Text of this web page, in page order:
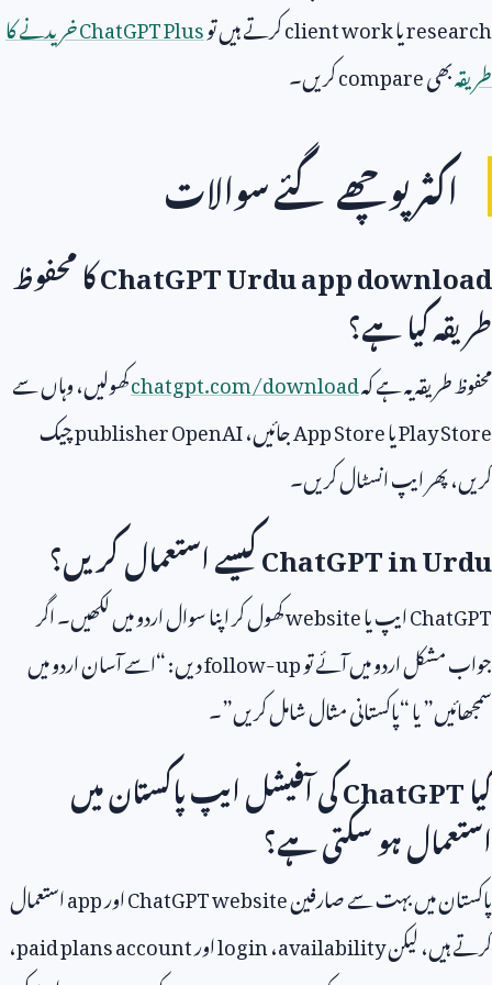
researchیاclient workکرتے ہیں توChatGPT Plusخریدنے کا
طریقہبھیcompareکریں۔
اکثر پوچھے گئے سوالات
ChatGPT Urdu app downloadکا محفوظ
طریقہ کیا ہے؟
محفوظ طریقہ یہ ہے کہchatgpt.com/downloadکھولیں، وہاں سے
Play StoreیاApp Storeجائیں،publisher OpenAIچیک
کریں، پھر ایپ انسٹال کریں۔
ChatGPT in Urduکیسے استعمال کریں؟
ChatGPTایپ یاwebsiteکھول کر اپنا سوال اردو میں لکھیں۔ اگر
جواب مشکل اردو میں آئے توfollow-upدیں: “اسے آسان اردو میں
سمجھائیں” یا “پاکستانی مثال شامل کریں”۔
کیاChatGPTکی آفیشل ایپ پاکستان میں
استعمال ہو سکتی ہے؟
پاکستان میں بہت سے صارفینChatGPT websiteاورappاستعمال
کرتے ہیں، لیکنavailability،loginاورpaid plans account،